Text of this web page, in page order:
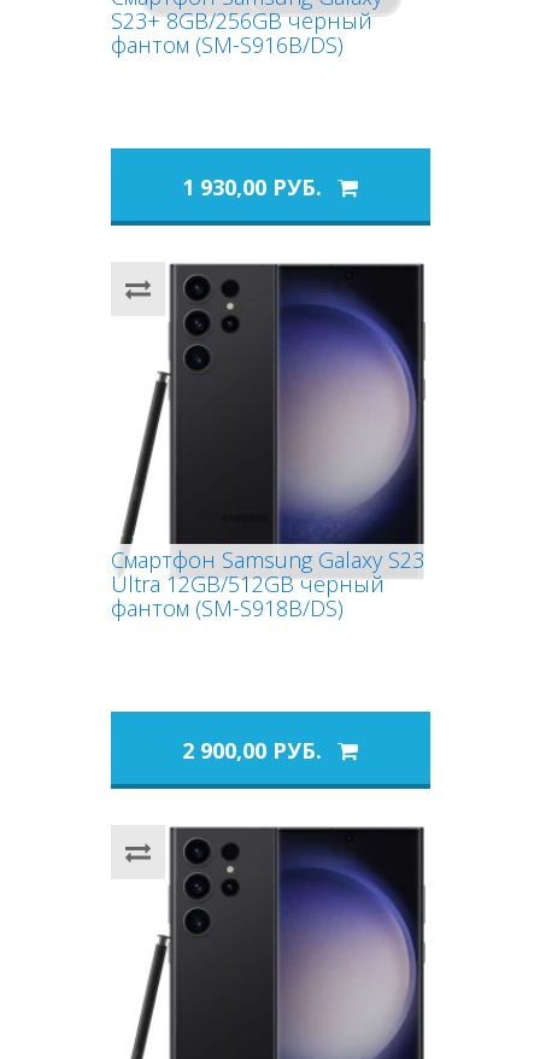
S23+ 8GB/256GB черный
фантом (SM-S916B/DS)
1 930,00 РУБ.
Смартфон Samsung Galaxy S23
Ultra 12GB/512GB черный
фантом (SM-S918B/DS)
2 900,00 РУБ.